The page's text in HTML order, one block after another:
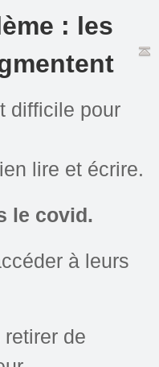
: les
difficile pour
lire et écrire.
le covid.
à leurs
de